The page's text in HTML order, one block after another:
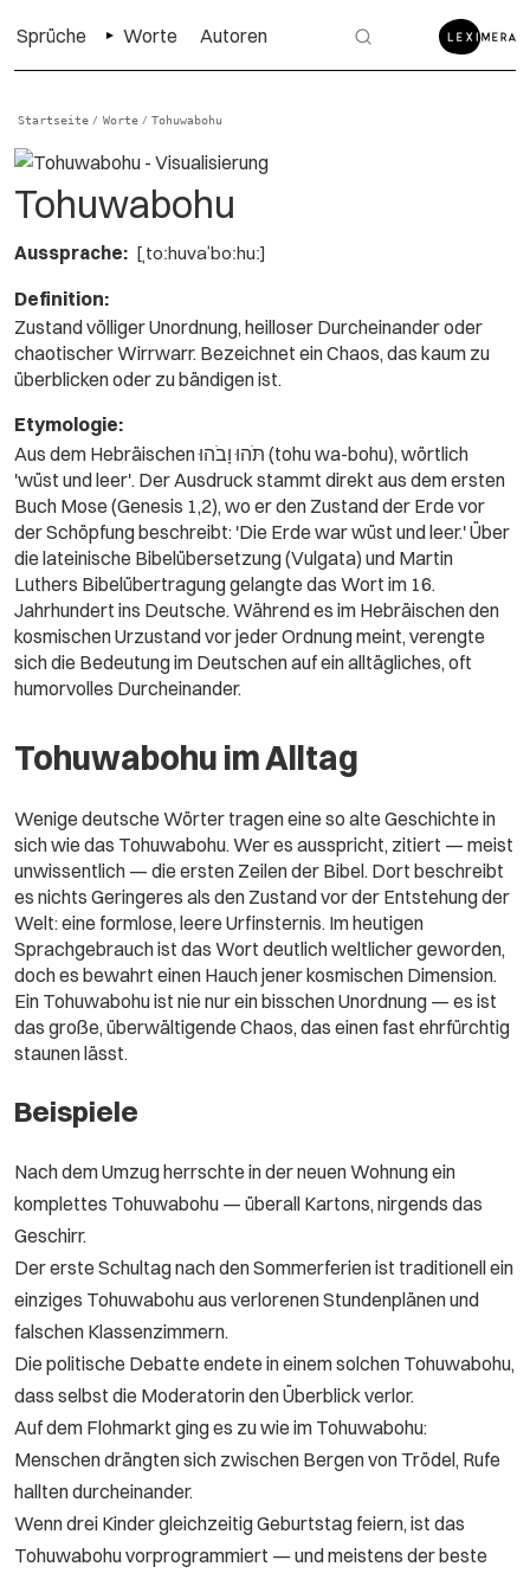
Sprüche Worte Autoren
Startseite / Worte / Tohuwabohu
Tohuwabohu
Aussprache: [ˌtoːhuvaˈboːhuː]
Definition:
Zustand völliger Unordnung, heilloser Durcheinander oder
chaotischer Wirrwarr. Bezeichnet ein Chaos, das kaum zu
überblicken oder zu bändigen ist.
Etymologie:
Aus dem Hebräischen תֹּהוּ וָבֹהוּ (tohu wa-bohu), wörtlich
'wüst und leer'. Der Ausdruck stammt direkt aus dem ersten
Buch Mose (Genesis 1,2), wo er den Zustand der Erde vor
der Schöpfung beschreibt: 'Die Erde war wüst und leer.' Über
die lateinische Bibelübersetzung (Vulgata) und Martin
Luthers Bibelübertragung gelangte das Wort im 16.
Jahrhundert ins Deutsche. Während es im Hebräischen den
kosmischen Urzustand vor jeder Ordnung meint, verengte
sich die Bedeutung im Deutschen auf ein alltägliches, oft
humorvolles Durcheinander.
Tohuwabohu im Alltag
Wenige deutsche Wörter tragen eine so alte Geschichte in
sich wie das Tohuwabohu. Wer es ausspricht, zitiert — meist
unwissentlich — die ersten Zeilen der Bibel. Dort beschreibt
es nichts Geringeres als den Zustand vor der Entstehung der
Welt: eine formlose, leere Urfinsternis. Im heutigen
Sprachgebrauch ist das Wort deutlich weltlicher geworden,
doch es bewahrt einen Hauch jener kosmischen Dimension.
Ein Tohuwabohu ist nie nur ein bisschen Unordnung — es ist
das große, überwältigende Chaos, das einen fast ehrfürchtig
staunen lässt.
Beispiele
Nach dem Umzug herrschte in der neuen Wohnung ein
komplettes Tohuwabohu — überall Kartons, nirgends das
Geschirr.
Der erste Schultag nach den Sommerferien ist traditionell ein
einziges Tohuwabohu aus verlorenen Stundenplänen und
falschen Klassenzimmern.
Die politische Debatte endete in einem solchen Tohuwabohu,
dass selbst die Moderatorin den Überblick verlor.
Auf dem Flohmarkt ging es zu wie im Tohuwabohu:
Menschen drängten sich zwischen Bergen von Trödel, Rufe
hallten durcheinander.
Wenn drei Kinder gleichzeitig Geburtstag feiern, ist das
Tohuwabohu vorprogrammiert — und meistens der beste